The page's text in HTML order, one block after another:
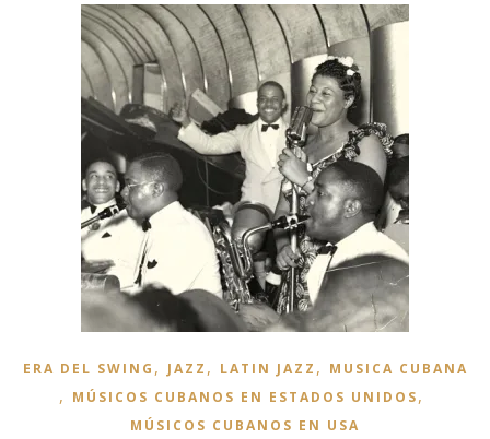
ERA DEL SWING , JAZZ , LATIN JAZZ , MUSICA CUBANA
, MÚSICOS CUBANOS EN ESTADOS UNIDOS,
MÚSICOS CUBANOS EN USA